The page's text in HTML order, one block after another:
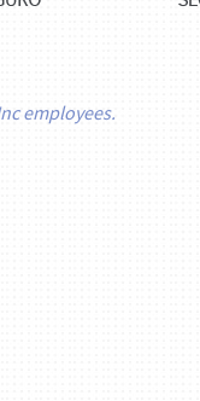
employees.